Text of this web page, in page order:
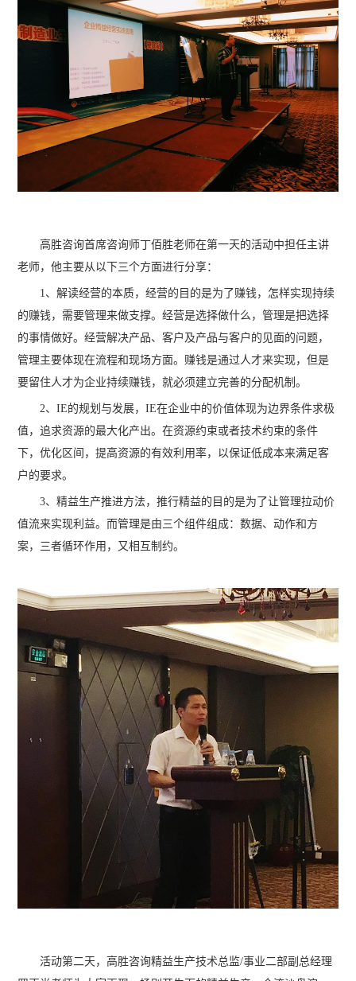
高胜咨询首席咨询师丁佰胜老师在第一天的活动中担任主讲
老师，他主要从以下三个方面进行分享：
1、解读经营的本质，经营的目的是为了赚钱，怎样实现持续
的赚钱，需要管理来做支撑。经营是选择做什么，管理是把选择
的事情做好。经营解决产品、客户及产品与客户的见面的问题，
管理主要体现在流程和现场方面。赚钱是通过人才来实现，但是
要留住人才为企业持续赚钱，就必须建立完善的分配机制。
2、IE的规划与发展，IE在企业中的价值体现为边界条件求极
值，追求资源的最大化产出。在资源约束或者技术约束的条件
下，优化区间，提高资源的有效利用率，以保证低成本来满足客
户的要求。
3、精益生产推进方法，推行精益的目的是为了让管理拉动价
值流来实现利益。而管理是由三个组件组成：数据、动作和方
案，三者循环作用，又相互制约。
活动第二天，高胜咨询精益生产技术总监/事业二部副总经理